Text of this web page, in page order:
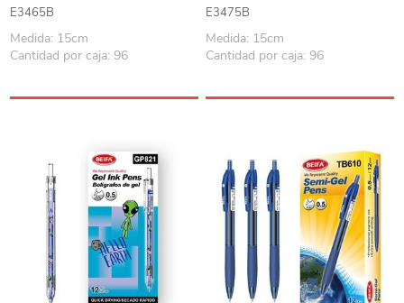
E3465B
Medida: 15cm
Cantidad por caja: 96
plástico, BEIFA
E3475B
Medida: 15cm
Cantidad por caja: 96